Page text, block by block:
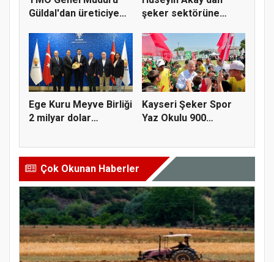
Güldal'dan üreticiye
şeker sektörüne
Ege Kuru Meyve Birliği
2 milyar dolar
Kayseri Şeker Spor
Yaz Okulu 900
Çok Okunan Haberler